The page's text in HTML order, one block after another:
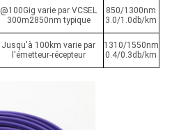
@100Gig varie par VCSEL
300m2850nm typique
850/1300nm
3.0/1.0db/km
Jusqu'à 100km varie par
l'émetteur-récepteur
1310/1550nm
0.4/0.3db/km